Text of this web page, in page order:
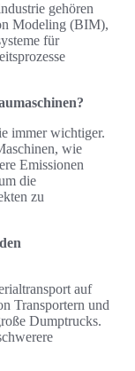
gehören
Modeling (BIM),
für
immer wichtiger.
wie
Emissionen
die
zu
auf
Transportern und
Dumptrucks.